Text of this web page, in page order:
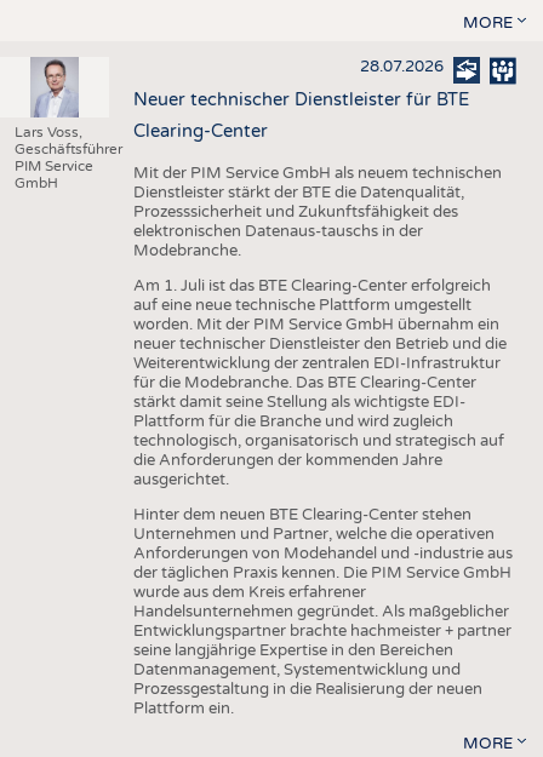
MORE
Lars Voss,
Geschäftsführer
PIM Service
GmbH
28.07.2026
Neuer technischer Dienstleister für BTE
Clearing-Center
Mit der PIM Service GmbH als neuem technischen
Dienstleister stärkt der BTE die Datenqualität,
Prozesssicherheit und Zukunftsfähigkeit des
elektronischen Datenaus-tauschs in der
Modebranche.
Am 1. Juli ist das BTE Clearing-Center erfolgreich
auf eine neue technische Plattform umgestellt
worden. Mit der PIM Service GmbH übernahm ein
neuer technischer Dienstleister den Betrieb und die
Weiterentwicklung der zentralen EDI-Infrastruktur
für die Modebranche. Das BTE Clearing-Center
stärkt damit seine Stellung als wichtigste EDI-
Plattform für die Branche und wird zugleich
technologisch, organisatorisch und strategisch auf
die Anforderungen der kommenden Jahre
ausgerichtet.
Hinter dem neuen BTE Clearing-Center stehen
Unternehmen und Partner, welche die operativen
Anforderungen von Modehandel und -industrie aus
der täglichen Praxis kennen. Die PIM Service GmbH
wurde aus dem Kreis erfahrener
Handelsunternehmen gegründet. Als maßgeblicher
Entwicklungspartner brachte hachmeister + partner
seine langjährige Expertise in den Bereichen
Datenmanagement, Systementwicklung und
Prozessgestaltung in die Realisierung der neuen
Plattform ein.
MORE